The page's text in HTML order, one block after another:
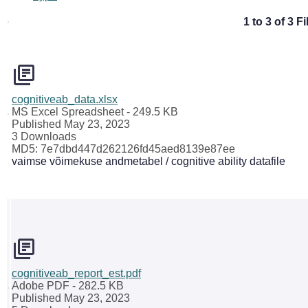
1 to 3 of 3
cognitiveab_data.xlsx
MS Excel Spreadsheet- 249.5 KB
Published May 23, 2023
3 Downloads
MD5: 7e7dbd447d262126fd45aed8139e87ee
vaimse võimekuse andmetabel / cognitive ability datafile
cognitiveab_report_est.pdf
Adobe PDF - 282.5 KB
Published May 23, 2023